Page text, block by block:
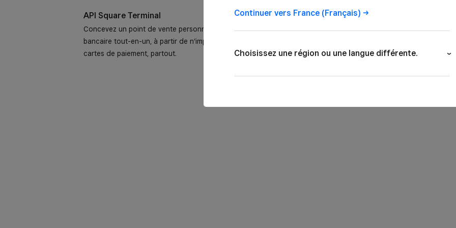
API Square Terminal
Concevez un point de vente personnalisé qui se connecte au Square Terminal, l’appareil de carte
bancaire tout-en-un, à partir de n’importe quelle plateforme. Acceptez Apple Pay, Google Pay et les
cartes de paiement, partout.
Continuer vers France (Français)
Choisissez une région ou une langue différente.